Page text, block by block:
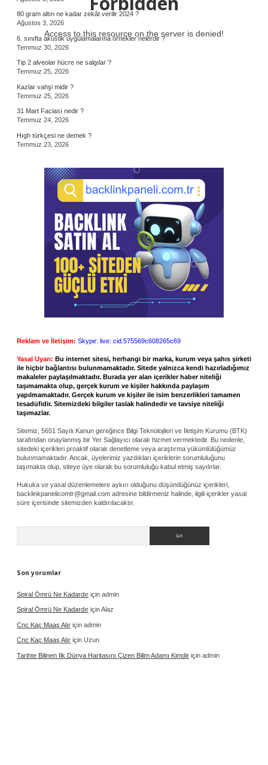
80 gram altın ne kadar zekât verilir 2024 ?
Ağustos 3, 2026
6. sınıfta akustik uygulamalarına örnekler nelerdir ?
Temmuz 30, 2026
Tip 2 alveolar hücre ne salgılar ?
Temmuz 25, 2026
Kazlar vahşi midir ?
Temmuz 25, 2026
31 Mart Faciası nedir ?
Temmuz 24, 2026
Hıgh türkçesi ne demek ?
Temmuz 23, 2026
Reklam ve İletişim: Skype: live:.cid.575569c608265c69
Yasal Uyarı: Bu internet sitesi, herhangi bir marka, kurum veya şahıs şirketi
ile hiçbir bağlantısı bulunmamaktadır. Sitede yalnızca kendi hazırladığımız
makaleler paylaşılmaktadır. Burada yer alan içerikler haber niteliği
taşımamakta olup, gerçek kurum ve kişiler hakkında paylaşım
yapılmamaktadır. Gerçek kurum ve kişiler ile isim benzerlikleri tamamen
tesadüfidir. Sitemizdeki bilgiler taslak halindedir ve tavsiye niteliği
taşımazlar.
Sitemiz, 5651 Sayılı Kanun gereğince Bilgi Teknolojileri ve İletişim Kurumu (BTK)
tarafından onaylanmış bir Yer Sağlayıcı olarak hizmet vermektedir. Bu nedenle,
sitedeki içerikleri proaktif olarak denetleme veya araştırma yükümlülüğümüz
bulunmamaktadır. Ancak, üyelerimiz yazdıkları içeriklerin sorumluluğunu
taşımakta olup, siteye üye olarak bu sorumluluğu kabul etmiş sayılırlar.
Hukuka ve yasal düzenlemelere aykırı olduğunu düşündüğünüz içerikleri,
backlinkpanelicomtr@gmail.com adresine bildirmeniz halinde, ilgili içerikler yasal
süre içerisinde sitemizden kaldırılacaktır.
Son yorumlar
Spiral Ömrü Ne Kadardır için admin
Spiral Ömrü Ne Kadardır içinAlaz
Cnc Kaç Maaş Alır için admin
Cnc Kaç Maaş Alır için Uzun
Tarihte Bilinen Ilk Dünya Haritasını Çizen Bilim Adamı Kimdir için admin
Access to this resource on the server is denied!